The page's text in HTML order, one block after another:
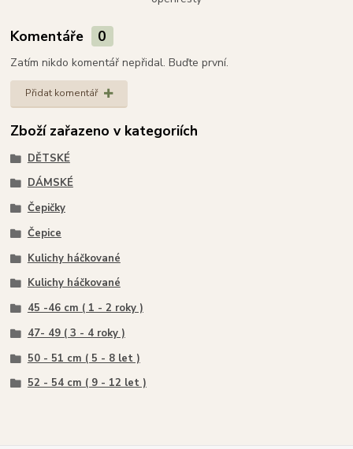
Komentáře 0
Zatím nikdo komentář nepřidal. Buďte první.
Přidat komentář
Zboží zařazeno v kategoriích
DĚTSKÉ
DÁMSKÉ
Čepičky
Čepice
Kulichy háčkované
Kulichy háčkované
45 -46 cm ( 1 - 2 roky )
47- 49 ( 3 - 4 roky )
50 - 51 cm ( 5 - 8 let )
52 - 54 cm ( 9 - 12 let )